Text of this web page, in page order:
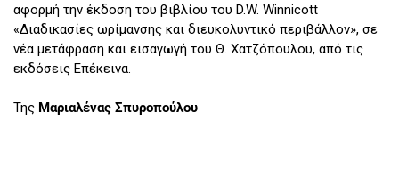
αφορμή την έκδοση του βιβλίου του D.W. Winnicott
«Διαδικασίες ωρίμανσης και διευκολυντικό περιβάλλον», σε
νέα μετάφραση και εισαγωγή του Θ. Χατζόπουλου, από τις
εκδόσεις Επέκεινα.
Της Μαριαλένας Σπυροπούλου